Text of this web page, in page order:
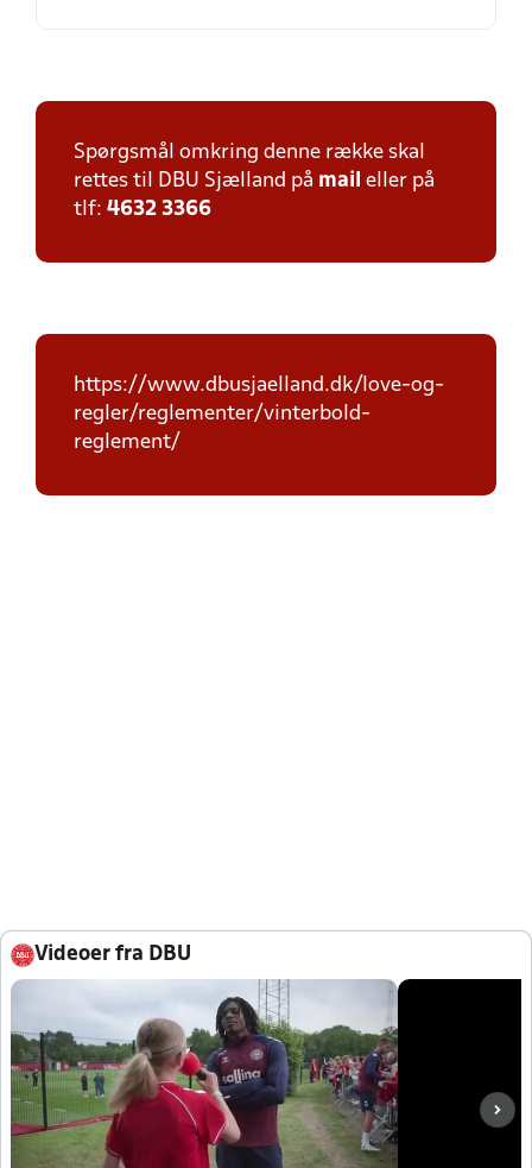
Spørgsmål omkring denne række skal
rettes til DBU Sjælland på mail eller på
tlf: 4632 3366
https://www.dbusjaelland.dk/love-og-
regler/reglementer/vinterbold-
reglement/
Videoer fra DBU